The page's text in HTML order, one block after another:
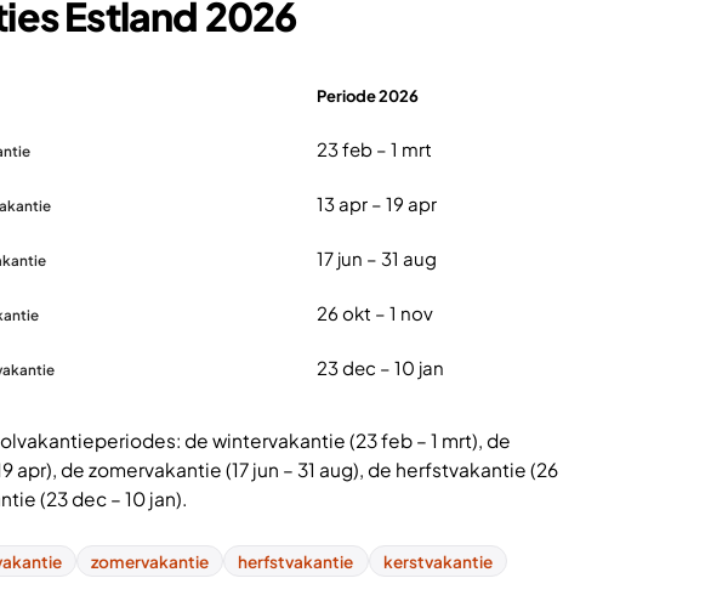
Estland 2026
Periode 2026
23 feb – 1 mrt
13 apr – 19 apr
17 jun – 31 aug
26 okt – 1 nov
23 dec – 10 jan
de wintervakantie (23 feb – 1 mrt), de
apr), de zomervakantie (17 jun – 31 aug), de herfstvakantie (26
(23 dec – 10 jan).
zomervakantie herfstvakantie kerstvakantie